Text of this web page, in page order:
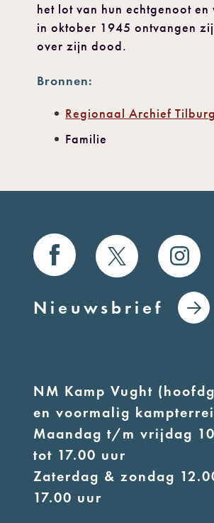
het lot van hun echtgenoot en
in oktober 1945 ontvangen
over zijn dood.
Bronnen:
Regionaal Archief Tilburg
Familie
Nieuwsbrief
NM Kamp Vught
en voormalig
Maandag t/m vrijdag
tot 17.00 uur
Zaterdag & zondag
17.00 uur